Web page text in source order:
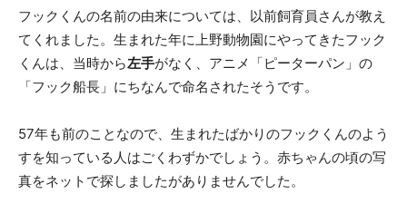
フックくんの名前の由来については、以前飼育員さんが教え
てくれました。生まれた年に上野動物園にやってきたフック
くんは、当時から左手がなく、アニメ「ピーターパン」の
「フック船長」にちなんで命名されたそうです。
57年も前のことなので、生まれたばかりのフックくんのよう
すを知っている人はごくわずかでしょう。赤ちゃんの頃の写
真をネットで探しましたがありませんでした。